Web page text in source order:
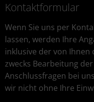
Kontaktformular
Wenn Sie uns per
lassen, werden Ihre
inklusive der von
zwecks Bearbeitung
Anschlussfragen bei
wir nicht ohne Ihre